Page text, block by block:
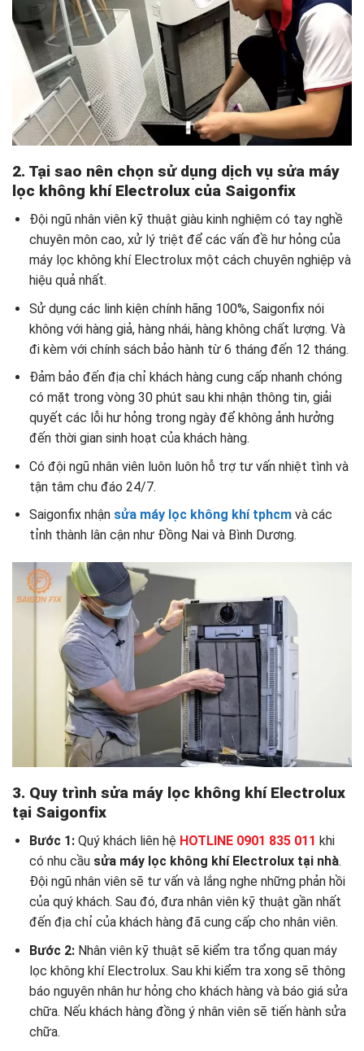
2. Tại sao nên chọn sử dụng dịch vụ sửa máy
lọc không khí Electrolux của Saigonfix
Đội ngũ nhân viên kỹ thuật giàu kinh nghiệm có tay nghề
chuyên môn cao, xử lý triệt để các vấn đề hư hỏng của
máy lọc không khí Electrolux một cách chuyên nghiệp và
hiệu quả nhất.
Sử dụng các linh kiện chính hãng 100%, Saigonfix nói
không với hàng giả, hàng nhái, hàng không chất lượng. Và
đi kèm với chính sách bảo hành từ 6 tháng đến 12 tháng.
Đảm bảo đến địa chỉ khách hàng cung cấp nhanh chóng
có mặt trong vòng 30 phút sau khi nhận thông tin, giải
quyết các lỗi hư hỏng trong ngày để không ảnh hưởng
đến thời gian sinh hoạt của khách hàng.
Có đội ngũ nhân viên luôn luôn hỗ trợ tư vấn nhiệt tình và
tận tâm chu đáo 24/7.
Saigonfix nhận sửa máy lọc không khí tphcmvà các
tỉnh thành lân cận như Đồng Nai và Bình Dương.
3. Quy trình sửa máy lọc không khí Electrolux
tại Saigonfix
Bước 1: Quý khách liên hệ HOTLINE 0901 835 011 khi
có nhu cầu sửa máy lọc không khí Electrolux tại nhà.
Đội ngũ nhân viên sẽ tư vấn và lắng nghe những phản hồi
của quý khách. Sau đó, đưa nhân viên kỹ thuật gần nhất
đến địa chỉ của khách hàng đã cung cấp cho nhân viên.
Bước 2:Nhân viên kỹ thuật sẽ kiểm tra tổng quan máy
lọc không khí Electrolux. Sau khi kiểm tra xong sẽ thông
báo nguyên nhân hư hỏng cho khách hàng và báo giá sửa
chữa. Nếu khách hàng đồng ý nhân viên sẽ tiến hành sửa
chữa.